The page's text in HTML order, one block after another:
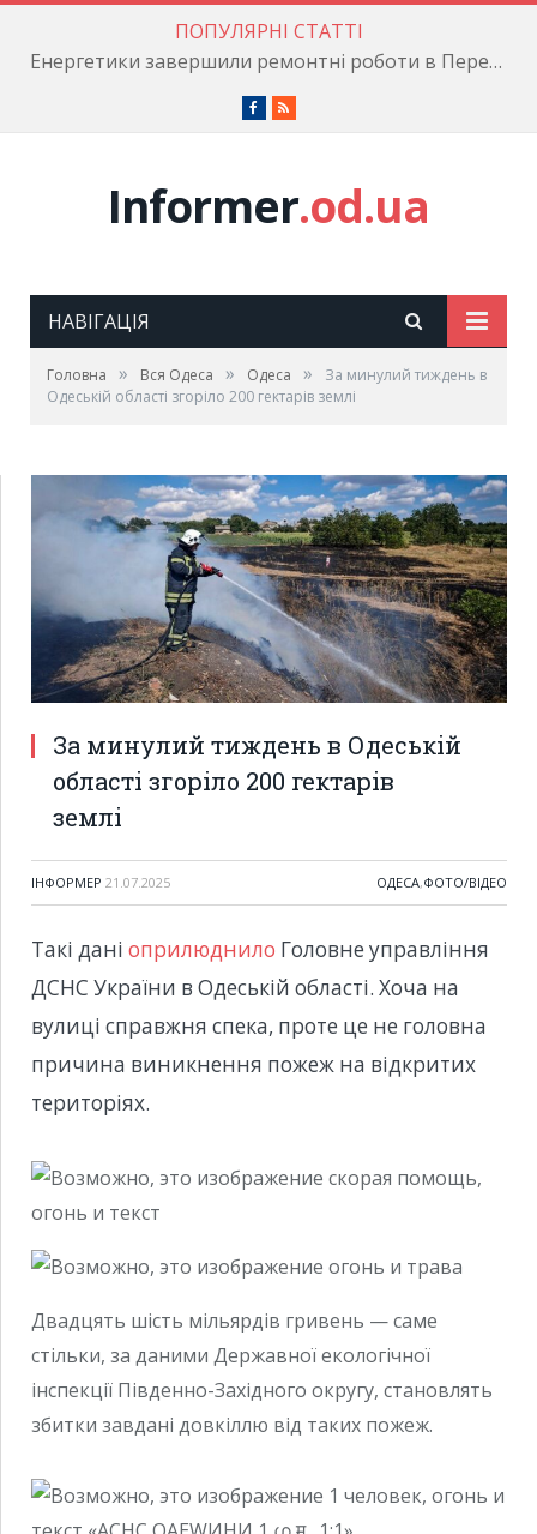
ПОПУЛЯРНІ СТАТТІ
Енергетики завершили ремонтні роботи в Пересипському районі
Facebook
RSS
Informer.od.ua
НАВІГАЦІЯ
Головна » Вся Одеса » Одеса »
За минулий тиждень в
Одеській області згоріло 200 гектарів землі
За минулий тиждень в Одеській
області згоріло 200 гектарів
землі
ІНФОРМЕР 21.07.2025 ОДЕСА,ФОТО/ВІДЕО
Такі дані оприлюднило Головне управління
ДСНС України в Одеській області. Хоча на
вулиці справжня спека, проте це не головна
причина виникнення пожеж на відкритих
територіях.
Двадцять шість мільярдів гривень — саме
стільки, за даними Державної екологічної
інспекції Південно-Західного округу, становлять
збитки завдані довкіллю від таких пожеж.